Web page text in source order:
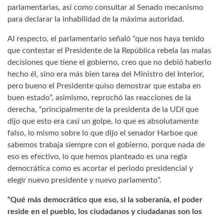
parlamentarias, así como consultar al Senado mecanismo
para declarar la inhabilidad de la máxima autoridad.
Al respecto, el parlamentario señaló “que nos haya tenido
que contestar el Presidente de la República rebela las malas
decisiones que tiene el gobierno, creo que no debió haberlo
hecho él, sino era más bien tarea del Ministro del Interior,
pero bueno el Presidente quiso demostrar que estaba en
buen estado”, asimismo, reprochó las reacciones de la
derecha, “principalmente de la presidenta de la UDI que
dijo que esto era casi un golpe, lo que es absolutamente
falso, lo mismo sobre lo que dijo el senador Harboe que
sabemos trabaja siempre con el gobierno, porque nada de
eso es efectivo, lo que hemos planteado es una regla
democrática como es acortar el periodo presidencial y
elegir nuevo presidente y nuevo parlamento”.
“Qué más democrático que eso, si la soberanía, el poder
reside en el pueblo, los ciudadanos y ciudadanas son los